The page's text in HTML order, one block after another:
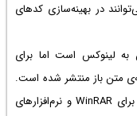
در بهینه‌سازی کدهای
به لینوکس است اما برای
متن باز منتشر شده است.
در ادامه یک برنامه قدرتمند که جایگزین رایگانی برای WinRAR و نرم‌افزارهای